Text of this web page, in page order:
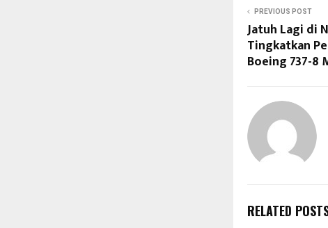
PREVIOUS POST
Jatuh Lagi di
Tingkatkan
Boeing 737-8
RELATED